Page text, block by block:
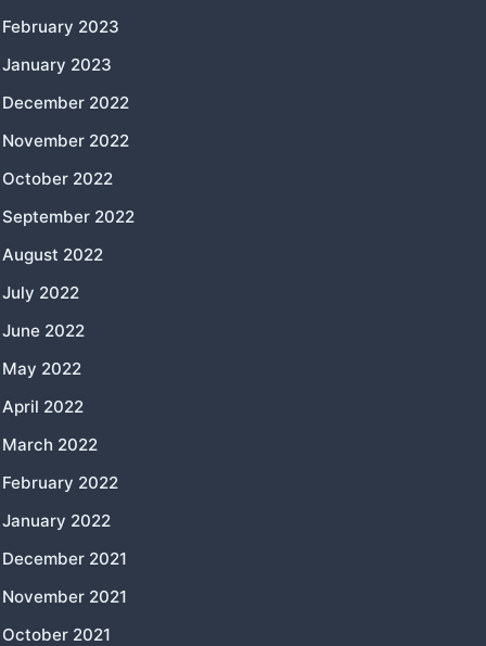
February 2023
January 2023
December 2022
November 2022
October 2022
September 2022
August 2022
July 2022
June 2022
May 2022
April 2022
March 2022
February 2022
January 2022
December 2021
November 2021
October 2021